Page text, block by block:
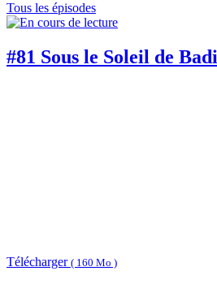
Tous les épisodes
#81 Sous le Soleil de Badi
Télécharger ( 160 Mo )